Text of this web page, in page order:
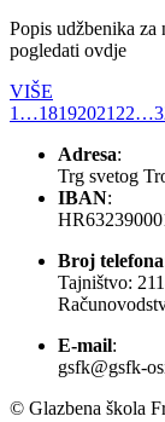
Popis udžbenika
pogledati ovdje
VIŠE
1 …18192021 22…
Adresa:
Trg svetog
IBAN:
Broj telefona
Tajništvo:
E-mail:
gsfk@gsfk-
© Glazbena škola